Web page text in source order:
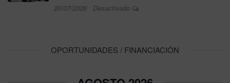
20/07/2026 Desactivado
OPORTUNIDADES / FINANCIACIÓN